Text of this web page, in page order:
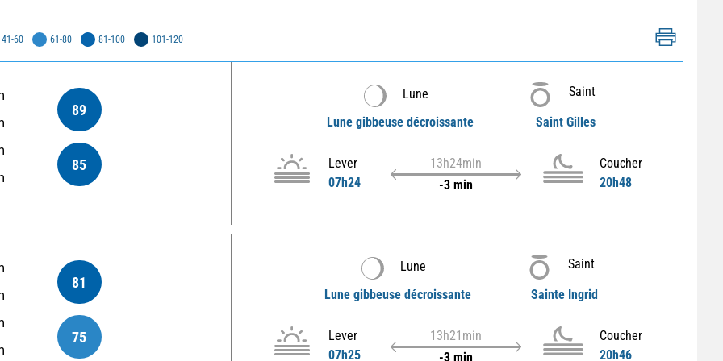
41-60 61-80 81-100 101-120
89
85
Lune
Lune gibbeuse décroissante
Saint
Saint Gilles
Lever
07h24
13h24min
-3 min
Coucher
20h48
81
75
Lune
Lune gibbeuse décroissante
Saint
Sainte Ingrid
Lever
07h25
13h21min
-3 min
Coucher
20h46